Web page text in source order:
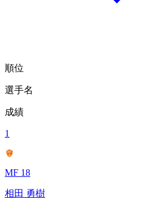
順位
選手名
成績
1
MF 18
相田 勇樹